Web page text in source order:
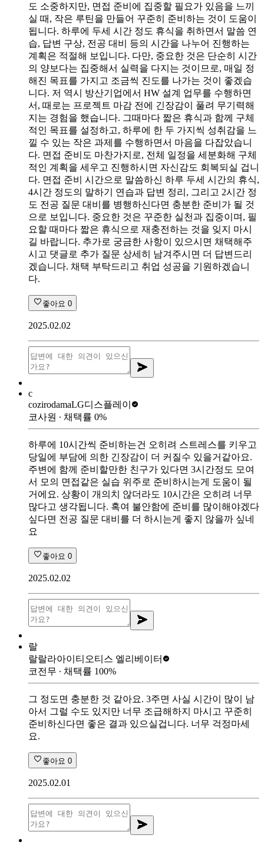
도 소중하지만, 면접 준비에 집중할 필요가 있음을 느끼
실 때, 작은 루틴을 만들어 꾸준히 준비하는 것이 도움이
됩니다. 하루에 두세 시간 정도 휴식을 취하면서 말씀 연
습, 답변 구상, 전공 대비 등의 시간을 나누어 진행하는
계획은 적절해 보입니다. 다만, 중요한 것은 단순히 시간
의 양보다는 집중해서 실력을 다지는 것이므로, 매일 정
해진 목표를 가지고 조금씩 진도를 나가는 것이 좋겠습
니다. 저 역시 방산기업에서 HW 설계 업무를 수행하면
서, 때로는 프로젝트 마감 전에 긴장감이 풀려 무기력해
지는 경험을 했습니다. 그때마다 짧은 휴식과 함께 구체
적인 목표를 설정하고, 하루에 한 두 가지씩 성취감을 느
낄 수 있는 작은 과제를 수행하면서 마음을 다잡았습니
다. 면접 준비도 마찬가지로, 전체 일정을 세분화해 구체
적인 계획을 세우고 진행하시면 자신감도 회복되실 겁니
다. 면접 준비 시간으로 말씀하신 하루 두세 시간의 휴식,
4시간 정도의 말하기 연습과 답변 정리, 그리고 2시간 정
도 전공 질문 대비를 병행하신다면 충분한 준비가 될 것
으로 보입니다. 중요한 것은 꾸준한 실천과 집중이며, 필
요할 때마다 짧은 휴식으로 재충전하는 것을 잊지 마시
길 바랍니다. 추가로 궁금한 사항이 있으시면 채택해주
시고 댓글로 추가 질문 상세히 남겨주시면 더 답변드리
겠습니다. 채택 부탁드리고 취업 성공을 기원하겠습니
다.
좋아요 0
2025.02.02
c
cozirodamaLG디스플레이
코사원 ∙ 채택률 0%
하루에 10시간씩 준비하는건 오히려 스트레스를 키우고
당일에 부담에 의한 긴장감이 더 커질수 있을거같아요.
주변에 함께 준비할만한 친구가 있다면 3시간정도 모여
서 모의 면접같은 실습 위주로 준비하시는게 도움이 될
거에요. 상황이 개의치 않더라도 10시간은 오히려 너무
많다고 생각됩니다. 혹여 불안함에 준비를 많이해야겠다
싶다면 전공 질문 대비를 더 하시는게 좋지 않을까 싶네
요
좋아요 0
2025.02.02
랄
랄랄라아이티 오티스 엘리베이터
코전무 ∙ 채택률 100%
그 정도면 충분한 것 같아요. 3주면 사실 시간이 많이 남
아서 그럴 수도 있지만 너무 조급해하지 마시고 꾸준히
준비하신다면 좋은 결과 있으실겁니다. 너무 걱정마세
요.
좋아요 0
2025.02.01